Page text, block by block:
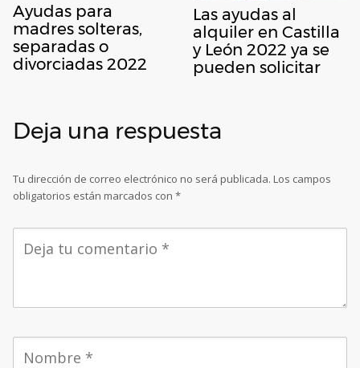
Ayudas para
madres solteras,
separadas o
divorciadas 2022
Las ayudas al
alquiler en Castilla
y León 2022 ya se
pueden solicitar
Deja una respuesta
Tu dirección de correo electrónico no será publicada. Los campos
obligatorios están marcados con *